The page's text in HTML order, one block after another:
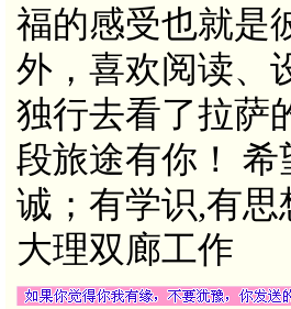
福的感受也就是
外，喜欢阅读、
独行去看了拉
段旅途有你！
诚；有学识,有思
大理双廊工作